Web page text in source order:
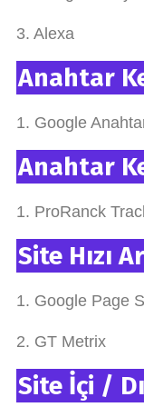
3. Alexa
Anahtar
1. Google
Anahtar
1. ProRanck
Site Hızı
1. Google Page
2. GT Metrix
Site İçi /